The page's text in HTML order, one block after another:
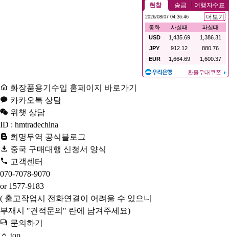
화장품용기수입 홈페이지 바로가기
카카오톡 상담
위챗 상담
ID : hmtradechina
희명무역 공식블로그
중국 구매대행 신청서 양식
고객센터
070-7078-9070
or 1577-9183
( 출고작업시 전화연결이 어려울 수 있으니
부재시 "견적문의" 란에 남겨주세요)
문의하기
top